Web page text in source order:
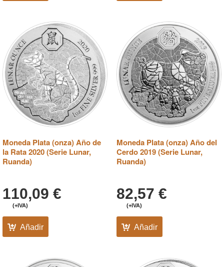
Moneda Plata (onza) Año de
la Rata 2020 (Serie Lunar,
Ruanda)
110,09 €
(+IVA)
Añadir
Moneda Plata (onza) Año del
Cerdo 2019 (Serie Lunar,
Ruanda)
82,57 €
(+IVA)
Añadir